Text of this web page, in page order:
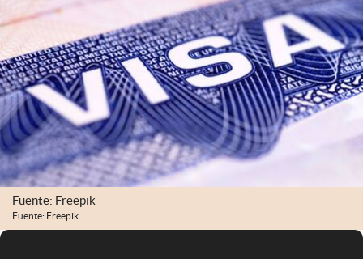
Mundial 2026
Eventos Corporativos
El Cronista Studio
Mediakit
abre en nueva pestaña
Argentina
Fuente: Freepik
Fuente: Freepik